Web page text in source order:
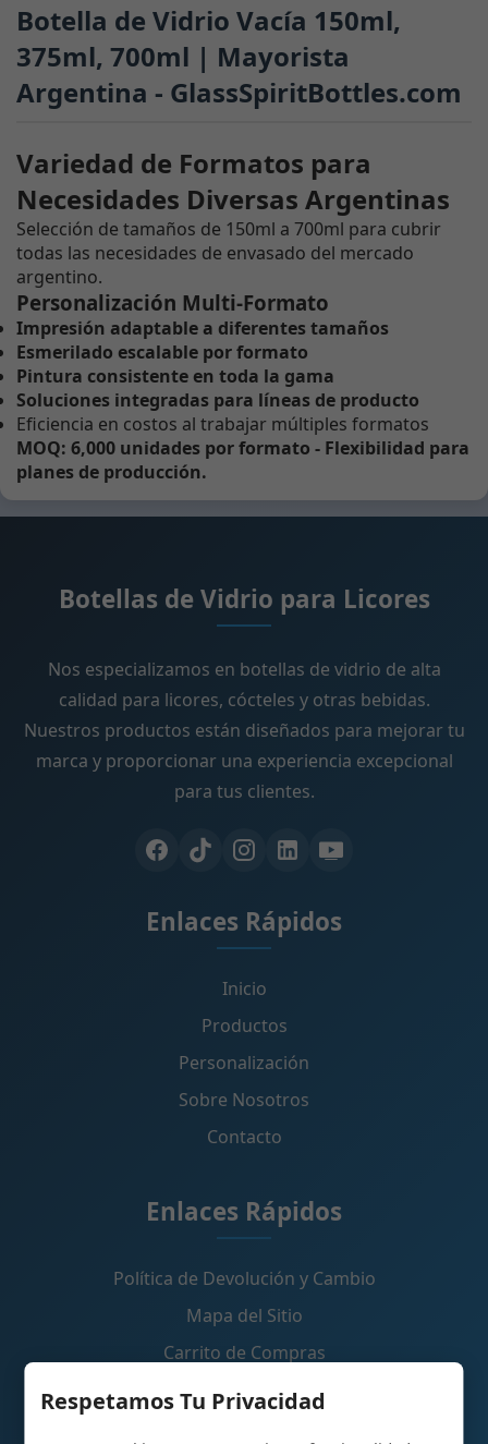
Botella de Vidrio Vacía 150ml,
375ml, 700ml | Mayorista
Argentina - GlassSpiritBottles.com
Variedad de Formatos para
Necesidades Diversas Argentinas
Selección de tamaños de 150ml a 700ml para cubrir
todas las necesidades de envasado del mercado
argentino.
Personalización Multi-Formato
Impresión adaptable a diferentes tamaños
Esmerilado escalable por formato
Pintura consistente en toda la gama
Soluciones integradas para líneas de producto
Eficiencia en costos al trabajar múltiples formatos
MOQ: 6,000 unidades por formato - Flexibilidad para
planes de producción.
Respetamos Tu Privacidad
Botellas de Vidrio para Licores
Nos especializamos en botellas de vidrio de alta
calidad para licores, cócteles y otras bebidas.
Nuestros productos están diseñados para mejorar tu
marca y proporcionar una experiencia excepcional
para tus clientes.
Enlaces Rápidos
Inicio
Productos
Personalización
Sobre Nosotros
Contacto
Enlaces Rápidos
Política de Devolución y Cambio
Mapa del Sitio
Carrito de Compras